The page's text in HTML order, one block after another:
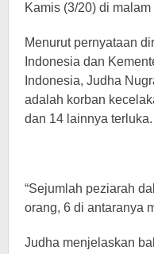
Kamis (3/20) di malam
Menurut pernyataan
Indonesia dan
Indonesia, Judha
adalah korban
dan 14 lainnya terluka.
“Sejumlah peziarah
orang, 6 di antaranya
Judha menjelaskan